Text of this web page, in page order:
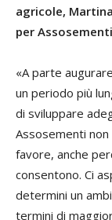
agricole,
per
«A parte
un periodo più
di sviluppare
Assosementi
favore, anche
consentono. Ci
determini un
termini di